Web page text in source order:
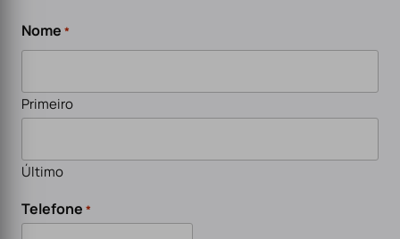
Nome *
Primeiro
Último
Telefone *